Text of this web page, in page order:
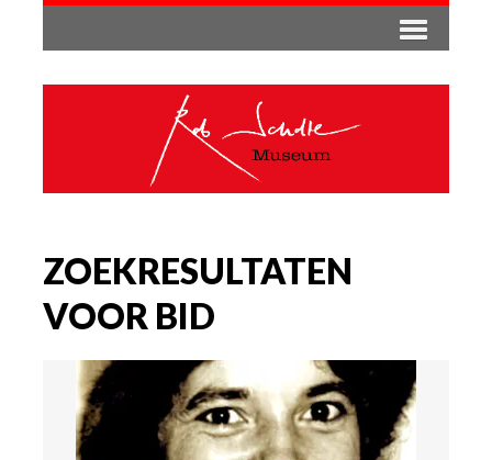
ZOEKRESULTATEN
VOOR BID